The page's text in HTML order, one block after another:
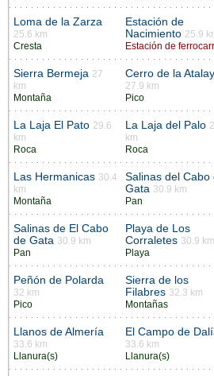
Loma de la Zarza
25.6 km
Cresta
Estación de
Nacimiento 25.9
Estación de
Sierra Bermeja 27
km
Montaña
Cerro de la
27.9 km
Pico
La Laja El Pato 29.6
km
Roca
La Laja del Palo
km
Roca
Las Hermanicas 30.4
km
Montaña
Salinas del Cabo
Gata 30.9 km
Pan
Salinas de El Cabo
de Gata 30.9 km
Pan
Playa de Los
Corraletes 30.9 km
Playa
Peñón de Polarda
32 km
Pico
Sierra de los
Filabres 32.3 km
Montañas
Llanos de Almería
33.6 km
Llanura(s)
El Campo de
33.6 km
Llanura(s)